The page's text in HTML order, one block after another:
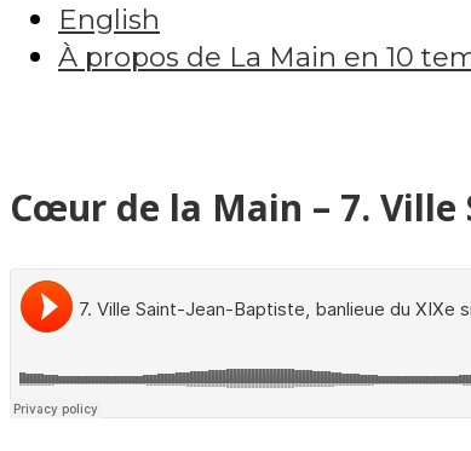
English
À propos de La Main en 10
Cœur de la Main – 7. Ville